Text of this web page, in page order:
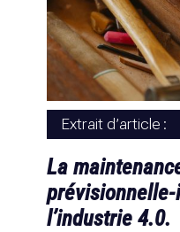
Extrait d’article :
La
l’industrie 4.0.